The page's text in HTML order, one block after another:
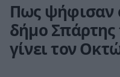
Πως ψήφισαν
δήμο Σπάρτης
γίνει τον